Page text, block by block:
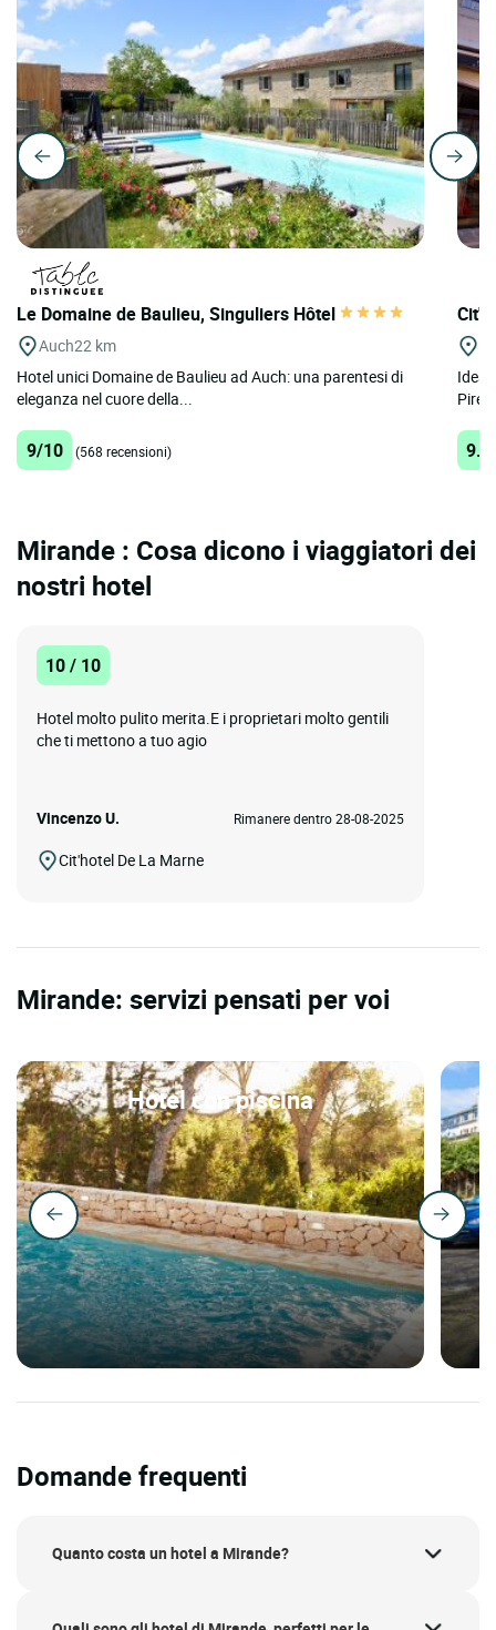
Le Domaine de Baulieu, Singuliers Hôtel
Auch22 km
Hotel unici Domaine de Baulieu ad Auch: una parentesi di
eleganza nel cuore della...
9/10 (568 recensioni)
Mirande : Cosa dicono i viaggiatori dei
nostri hotel
10 / 10
Hotel molto pulito merita.E i proprietari molto gentili
che ti mettono a tuo agio
Vincenzo U. Rimanere dentro 28-08-2025
Cit'hotel De La Marne
Mirande: servizi pensati per voi
Hotel con piscina
Domande frequenti
Quanto costa un hotel a Mirande?